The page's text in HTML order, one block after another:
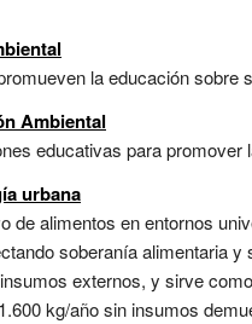
la educación sobre
Ambiental
educativas para promover
urbana
de alimentos en entornos
soberanía alimentaria
externos, y sirve
kg/año sin insumos